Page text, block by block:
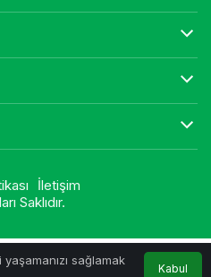
sağlamak
Kabul
İletişim
Saklıdır.